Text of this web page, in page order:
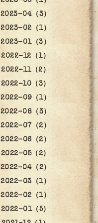
2023-04（3）
2023-02（1）
2023-01（3）
2022-12（1）
2022-11（2）
2022-10（3）
2022-09（1）
2022-08（3）
2022-07（2）
2022-06（2）
2022-05（2）
2022-04（2）
2022-03（1）
2022-02（1）
2022-01（5）